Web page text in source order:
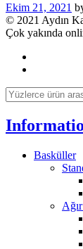
Ekim 21, 2021
© 2021 Aydın
Çok yakında
Basküller